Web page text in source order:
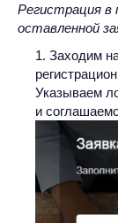
Регистрация в
оставленной
Заходим
Указываем
и